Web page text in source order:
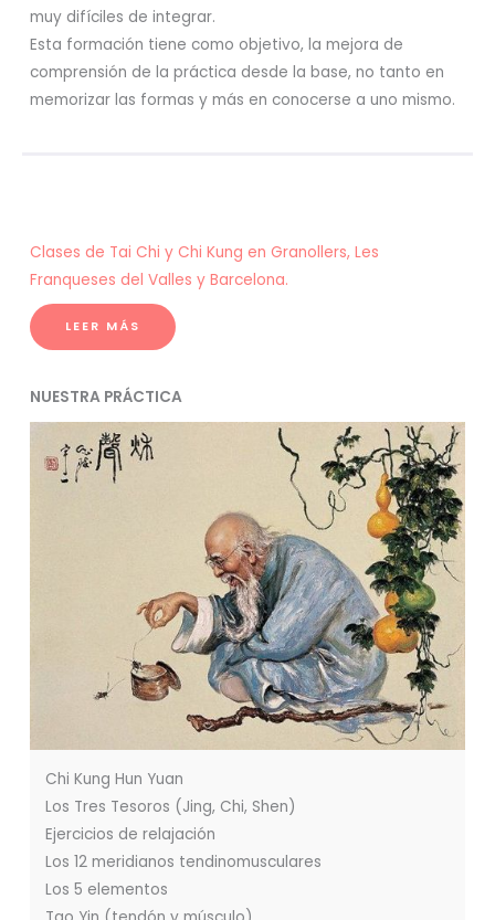
muy difíciles de integrar.
Esta formación tiene como objetivo, la mejora de
comprensión de la práctica desde la base, no tanto en
memorizar las formas y más en conocerse a uno mismo.
Clases de Tai Chi y Chi Kung en Granollers, Les
Franqueses del Valles y Barcelona.
LEER MÁS
NUESTRA PRÁCTICA
Chi Kung Hun Yuan
Los Tres Tesoros (Jing, Chi, Shen)
Ejercicios de relajación
Los 12 meridianos tendinomusculares
Los 5 elementos